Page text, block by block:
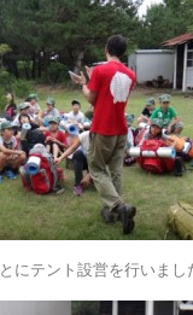
にテント設営を行いまし